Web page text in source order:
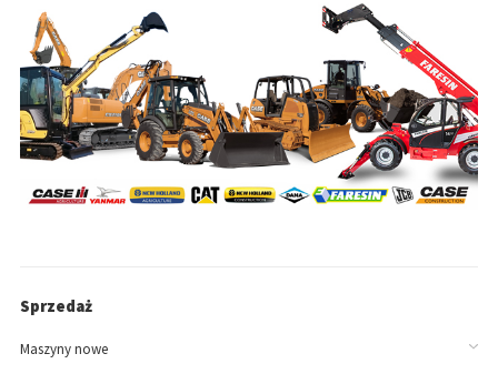
Sprzedaż
Maszyny nowe